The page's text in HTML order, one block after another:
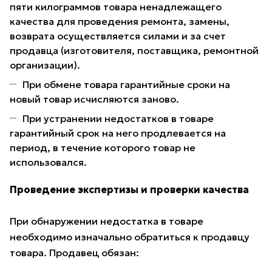
пяти килограммов товара ненадлежащего
качества для проведения ремонта, замены,
возврата осуществляется силами и за счет
продавца (изготовителя, поставщика, ремонтной
организации).
При обмене товара гарантийные сроки на
новый товар исчисляются заново.
При устранении недостатков в товаре
гарантийный срок на него продлевается на
период, в течение которого товар не
использовался.
Проведение экспертизы и проверки качества
При обнаружении недостатка в товаре
необходимо изначально обратиться к продавцу
товара. Продавец обязан: